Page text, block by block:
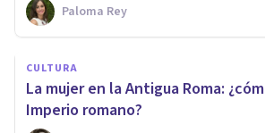
Paloma Rey
CULTURA
La mujer en la Antigua Roma:
Imperio romano?